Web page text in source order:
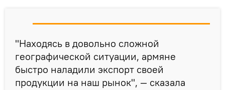
"Находясь в довольно сложной
географической ситуации, армяне
быстро наладили экспорт своей
продукции на наш рынок", — сказала